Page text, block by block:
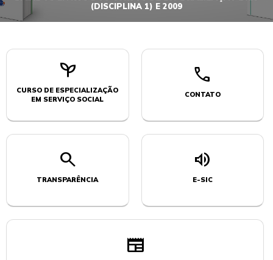
ACESSE A PLAYLIST COMPLETA
psychiatry
CURSO DE ESPECIALIZAÇÃO
EM SERVIÇO SOCIAL
call
CONTATO
search
TRANSPARÊNCIA
volume_up
E-SIC
newspaper